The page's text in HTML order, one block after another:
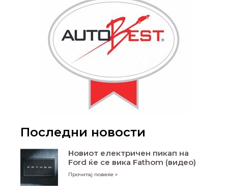
Последни новости
Новиот електричен пикап на
Ford ќе се вика Fathom (видео)
Прочитај повеќе »